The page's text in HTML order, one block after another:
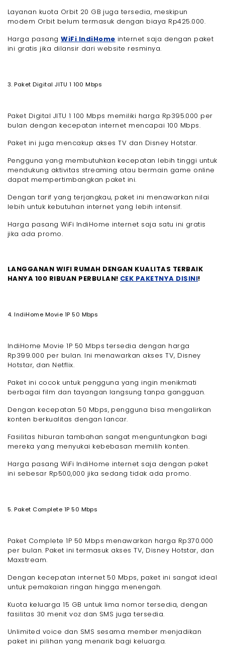
Layanan kuota Orbit 20 GB juga tersedia, meskipun
modem Orbit belum termasuk dengan biaya Rp425.000.
Harga pasangWiFi IndiHome internet saja dengan paket
ini gratis jika dilansir dari website resminya.
3. Paket Digital JITU 1 100 Mbps
Paket Digital JITU 1 100 Mbps memiliki harga Rp395.000 per
bulan dengan kecepatan internet mencapai 100 Mbps.
Paket ini juga mencakup akses TV dan Disney Hotstar.
Pengguna yang membutuhkan kecepatan lebih tinggi untuk
mendukung aktivitas streaming atau bermain game online
dapat mempertimbangkan paket ini.
Dengan tarif yang terjangkau, paket ini menawarkan nilai
lebih untuk kebutuhan internet yang lebih intensif.
Harga pasang WiFi IndiHome internet saja satu ini gratis
jika ada promo.
LANGGANAN WIFI RUMAH DENGAN KUALITAS TERBAIK
HANYA 100 RIBUAN PERBULAN! CEK PAKETNYA DISINI!
4. IndiHome Movie 1P 50 Mbps
IndiHome Movie 1P 50 Mbps tersedia dengan harga
Rp399.000 per bulan. Ini menawarkan akses TV, Disney
Hotstar, dan Netflix.
Paket ini cocok untuk pengguna yang ingin menikmati
berbagai film dan tayangan langsung tanpa gangguan.
Dengan kecepatan 50 Mbps, pengguna bisa mengalirkan
konten berkualitas dengan lancar.
Fasilitas hiburan tambahan sangat menguntungkan bagi
mereka yang menyukai kebebasan memilih konten.
Harga pasang WiFi IndiHome internet saja dengan paket
ini sebesar Rp500,000 jika sedang tidak ada promo.
5. Paket Complete 1P 50 Mbps
Paket Complete 1P 50 Mbps menawarkan harga Rp370.000
per bulan. Paket ini termasuk akses TV, Disney Hotstar, dan
Maxstream.
Dengan kecepatan internet 50 Mbps, paket ini sangat ideal
untuk pemakaian ringan hingga menengah.
Kuota keluarga 15 GB untuk lima nomor tersedia, dengan
fasilitas 30 menit voz dan SMS juga tersedia.
Unlimited voice dan SMS sesama member menjadikan
paket ini pilihan yang menarik bagi keluarga.